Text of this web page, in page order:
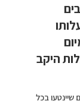
היקב
שיינטעו בכל